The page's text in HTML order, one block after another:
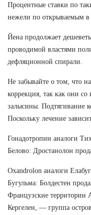
Процентные ставки по
нежели по открываемым в
Йена продолжает
проводимой властями
дефляционной спирали.
Не забывайте о том, что
коррекция, так как они
залысины. Подтягивание
Поскольку лечение
Гонадотропин аналоги
Белово: Дростанолон
Oxandrolon аналоги
Бугульма: Болдестен
Французские территории
Кергелен, — группа